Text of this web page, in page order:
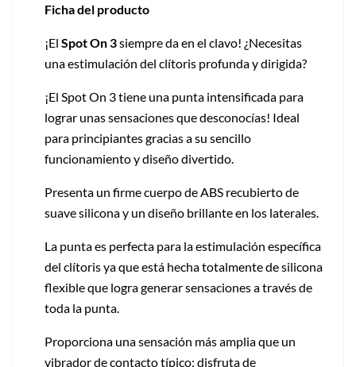
Ficha del producto
¡El Spot On 3siempre da en el clavo! ¿Necesitas
una estimulación del clítoris profunda y dirigida?
¡El Spot On 3 tiene una punta intensificada para
lograr unas sensaciones que desconocías! Ideal
para principiantes gracias a su sencillo
funcionamiento y diseño divertido.
Presenta un firme cuerpo de ABS recubierto de
suave silicona y un diseño brillante en los laterales.
La punta es perfecta para la estimulación específica
del clítoris ya que está hecha totalmente de silicona
flexible que logra generar sensaciones a través de
toda la punta.
Proporciona una sensación más amplia que un
vibrador de contacto típico: disfruta de